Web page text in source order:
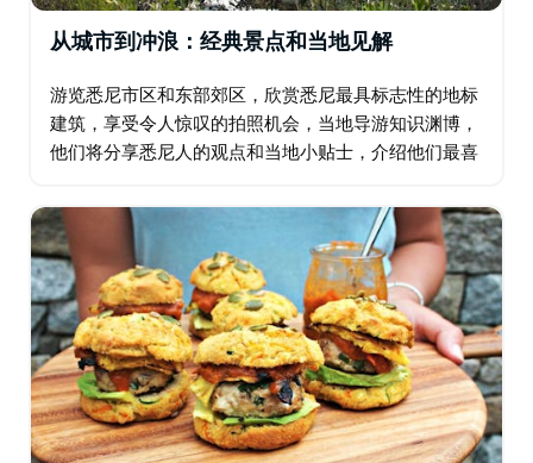
从城市到冲浪：经典景点和当地见解
游览悉尼市区和东部郊区，欣赏悉尼最具标志性的地标
建筑，享受令人惊叹的拍照机会，当地导游知识渊博，
他们将分享悉尼人的观点和当地小贴士，介绍他们最喜
至的旅游路线。 半天和全天的观光选择包括麦考利夫人
椅…